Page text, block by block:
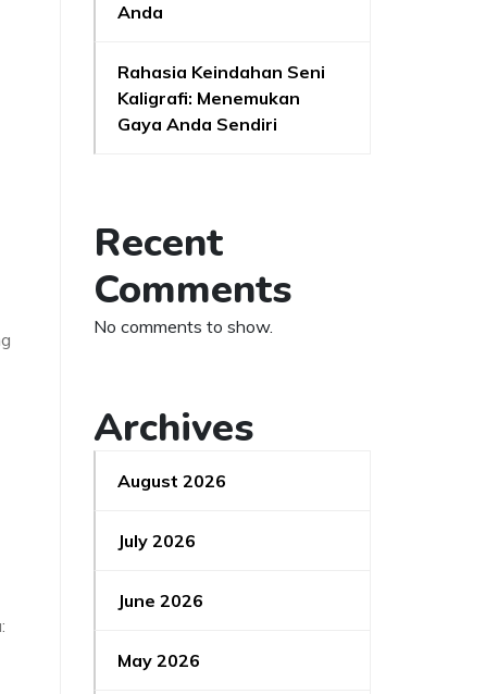
Anda
Rahasia Keindahan Seni
Kaligrafi: Menemukan
Gaya Anda Sendiri
Recent
Comments
No comments to show.
Archives
August 2026
July 2026
June 2026
May 2026